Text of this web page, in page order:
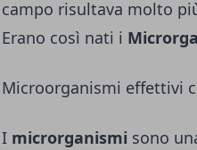
campo risultava molto
Erano così nati i
Microorganismi effettivi
I microrganismi sono